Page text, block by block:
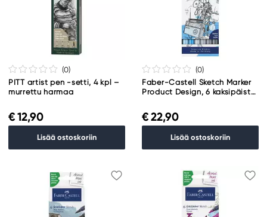
(0)
PITT artist pen -setti, 4 kpl –
murrettu harmaa
€ 12,90
Lisää ostoskoriin
(0)
Faber-Castell Sketch Marker
Product Design, 6 kaksipäistä
€ 22,90
Lisää ostoskoriin